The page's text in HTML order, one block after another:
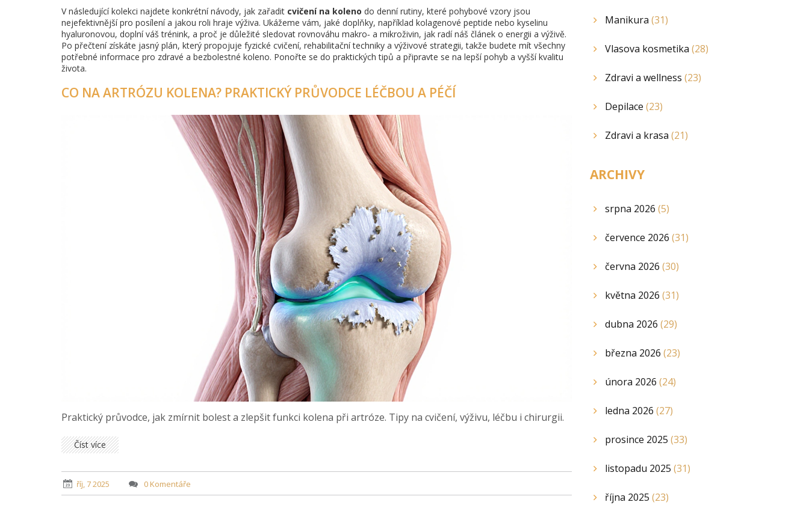
V následující kolekci najdete konkrétní návody, jak zařadit cvičení na koleno do denní rutiny, které pohybové vzory jsou
nejefektivnější pro posílení a jakou roli hraje výživa. Ukážeme vám, jaké doplňky, například kolagenové peptide nebo kyselinu
hyaluronovou, doplní váš trénink, a proč je důležité sledovat rovnováhu makro‑ a mikroživin, jak radí náš článek o energii a výživě.
Po přečtení získáte jasný plán, který propojuje fyzické cvičení, rehabilitační techniky a výživové strategii, takže budete mít všechny
potřebné informace pro zdravé a bezbolestné koleno. Ponořte se do praktických tipů a připravte se na lepší pohyb a vyšší kvalitu
života.
CO NA ARTRÓZU KOLENA? PRAKTICKÝ PRŮVODCE LÉČBOU A PÉČÍ
Praktický průvodce, jak zmírnit bolest a zlepšit funkci kolena při artróze. Tipy na cvičení, výživu, léčbu i chirurgii.
Číst více
říj, 7 2025 0 Komentáře
Manikura (31)
Vlasova kosmetika (28)
Zdravi a wellness (23)
Depilace (23)
Zdravi a krasa (21)
ARCHIVY
srpna 2026 (5)
července 2026 (31)
června 2026 (30)
května 2026 (31)
dubna 2026 (29)
března 2026 (23)
února 2026 (24)
ledna 2026 (27)
prosince 2025 (33)
listopadu 2025 (31)
října 2025 (23)